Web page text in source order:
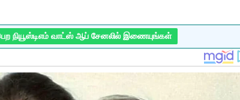
நியூஸ்டிஎம் வாட்ஸ் ஆப் சேனலில் இணையுங்கள்